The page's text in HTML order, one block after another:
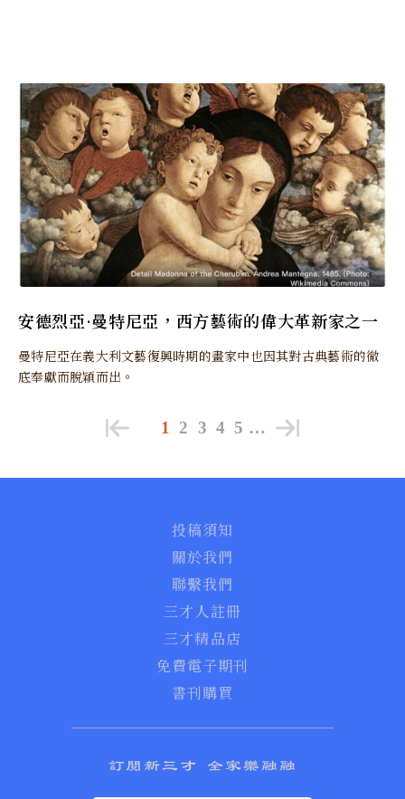
安德烈亞·曼特尼亞，西方藝術的偉大革新家之一
曼特尼亞在義大利文藝復興時期的畫家中也因其對古典藝術的徹
底奉獻而脫穎而出。
1 2 3 4 5 …
投稿須知
關於我們
聯繫我們
三才人註冊
三才精品店
免費電子期刊
書刊購買
訂閱新三才 全家樂融融